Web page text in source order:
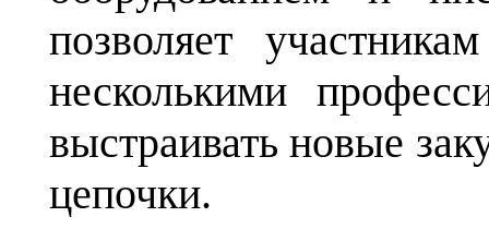
позволяет
несколькими
выстраивать новые
цепочки.